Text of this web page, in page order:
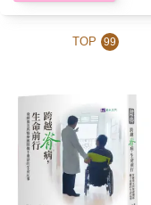
TOP 99